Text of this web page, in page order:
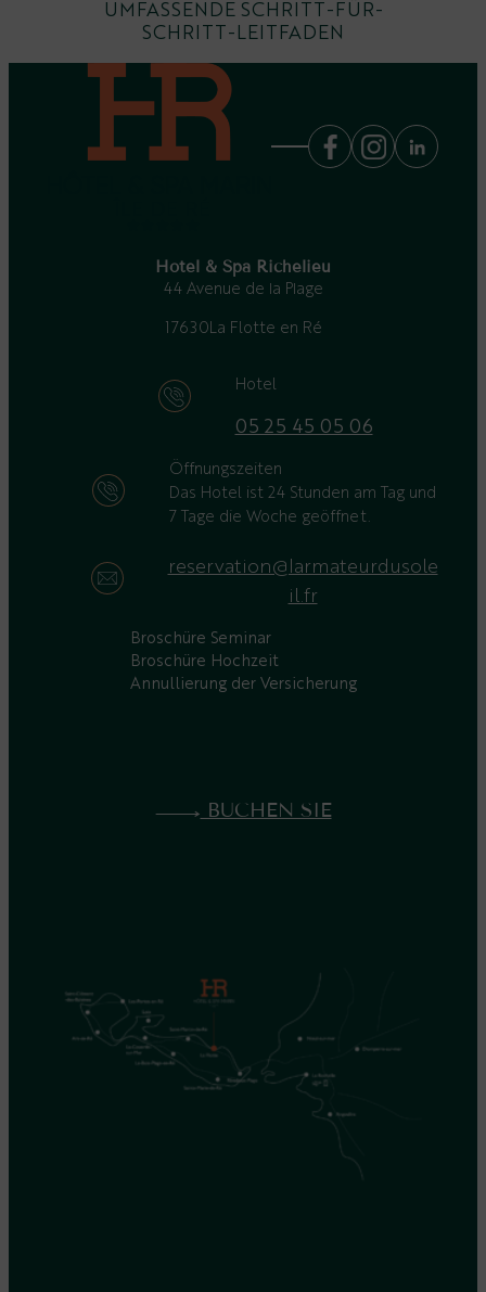
UMFASSENDE SCHRITT-FÜR-
SCHRITT-LEITFADEN
Hotel & Spa Richelieu
44 Avenue de la Plage
17630La Flotte en Ré
Hotel
05 25 45 05 06
Öffnungszeiten
Das Hotel ist 24 Stunden am Tag und
7 Tage die Woche geöffnet.
reservation@larmateurdusole
il.fr
Broschüre Seminar
Broschüre Hochzeit
Annullierung der Versicherung
BUCHEN SIE